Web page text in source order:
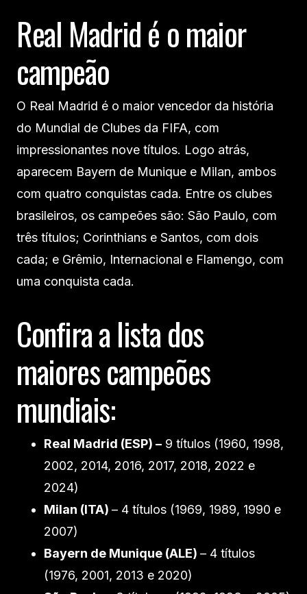
Real Madrid é o maior
campeão
O Real Madrid é o maior vencedor da história
do Mundial de Clubes da FIFA, com
impressionantes nove títulos. Logo atrás,
aparecem Bayern de Munique e Milan, ambos
com quatro conquistas cada. Entre os clubes
brasileiros, os campeões são: São Paulo, com
três títulos; Corinthians e Santos, com dois
cada; e Grêmio, Internacional e Flamengo, com
uma conquista cada.
Confira a lista dos
maiores campeões
mundiais:
Real Madrid (ESP) – 9 títulos (1960, 1998,
2002, 2014, 2016, 2017, 2018, 2022 e
2024)
Milan (ITA) – 4 títulos (1969, 1989, 1990 e
2007)
Bayern de Munique (ALE) – 4 títulos
(1976, 2001, 2013 e 2020)